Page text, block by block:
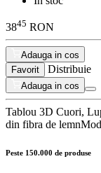
3845 RON
Adauga in cos
Favorit
Distribuie
Adauga in cos
Tablou 3D Cuori,
din fibra de
Peste 150.000 de produse